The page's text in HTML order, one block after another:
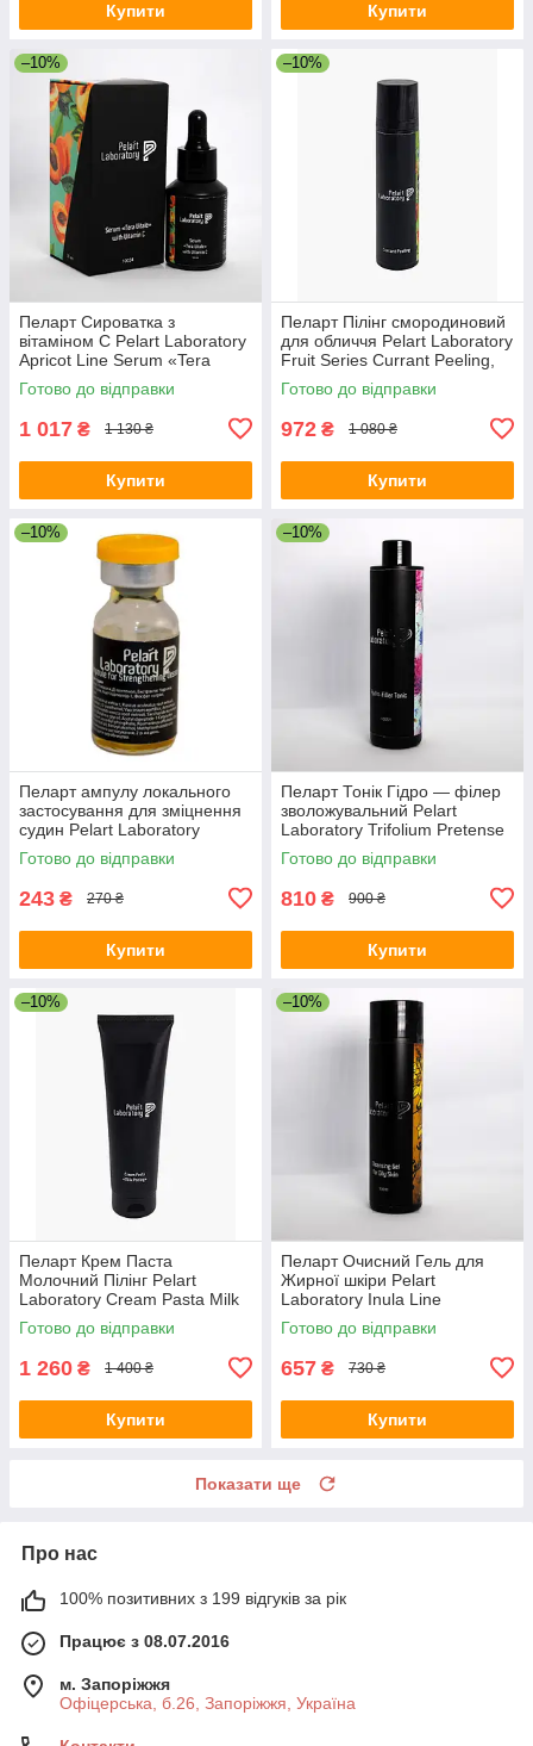
Купити Купити
–10%
Пеларт Сироватка з
вітаміном C Pelart Laboratory
Apricot Line Serum «Tera
Vitale» With Vitamin C, 30 мл
Готово до відправки
1 017 ₴ 1 130 ₴
Купити
–10%
Пеларт Пілінг смородиновий
для обличчя Pelart Laboratory
Fruit Series Currant Peeling,
100 мл
Готово до відправки
972 ₴ 1 080 ₴
Купити
–10%
Пеларт ампулу локального
застосування для зміцнення
судин Pelart Laboratory
Apricot Line 2 мл
Готово до відправки
243 ₴ 270 ₴
Купити
–10%
Пеларт Тонік Гідро — філер
зволожувальний Pelart
Laboratory Trifolium Pretense
Line Hydro Filler Tonic, 250 мл
Готово до відправки
810 ₴ 900 ₴
Купити
–10%
Пеларт Крем Паста
Молочний Пілінг Pelart
Laboratory Cream Pasta Milk
Peeling, 250 мл
Готово до відправки
1 260 ₴ 1 400 ₴
Купити
–10%
Пеларт Очисний Гель для
Жирної шкіри Pelart
Laboratory Inula Line
Cleansing Gel For Oily Skin
Готово до відправки
657 ₴ 730 ₴
Купити
Показати ще
Про нас
100% позитивних з 199 відгуків за рік
Працює з 08.07.2016
м. Запоріжжя
Офіцерська, б.26, Запоріжжя, Україна